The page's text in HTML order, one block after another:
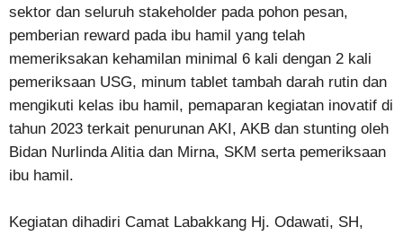
sektor dan seluruh stakeholder pada pohon pesan,
pemberian reward pada ibu hamil yang telah
memeriksakan kehamilan minimal 6 kali dengan 2 kali
pemeriksaan USG, minum tablet tambah darah rutin dan
mengikuti kelas ibu hamil, pemaparan kegiatan inovatif di
tahun 2023 terkait penurunan AKI, AKB dan stunting oleh
Bidan Nurlinda Alitia dan Mirna, SKM serta pemeriksaan
ibu hamil.
Kegiatan dihadiri Camat Labakkang Hj. Odawati, SH,